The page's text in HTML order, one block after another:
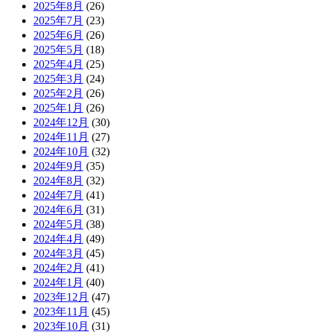
2025年8月 (26)
2025年7月 (23)
2025年6月 (26)
2025年5月 (18)
2025年4月 (25)
2025年3月 (24)
2025年2月 (26)
2025年1月 (26)
2024年12月 (30)
2024年11月 (27)
2024年10月 (32)
2024年9月 (35)
2024年8月 (32)
2024年7月 (41)
2024年6月 (31)
2024年5月 (38)
2024年4月 (49)
2024年3月 (45)
2024年2月 (41)
2024年1月 (40)
2023年12月 (47)
2023年11月 (45)
2023年10月 (31)